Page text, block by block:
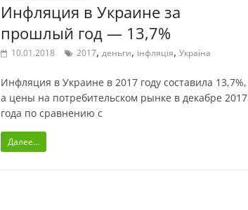
Инфляция в Украине за
прошлый год — 13,7%
10.01.2018 2017,деньги, інфляція,Україна
Инфляция в Украине в 2017 году составила 13,7%,
а цены на потребительском рынке в декабре 2017
года по сравнению с
Далее...